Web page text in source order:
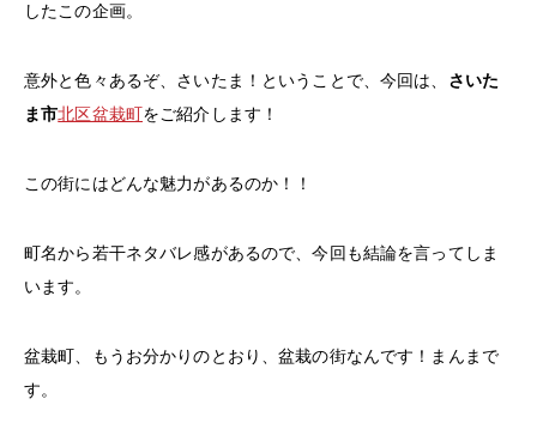
したこの企画。
意外と色々あるぞ、さいたま！ということで、今回は、 さいた
ま市北区盆栽町をご紹介します！
この街にはどんな魅力があるのか！！
町名から若干ネタバレ感があるので、今回も結論を言ってしま
います。
盆栽町、もうお分かりのとおり、盆栽の街なんです！まんまで
す。